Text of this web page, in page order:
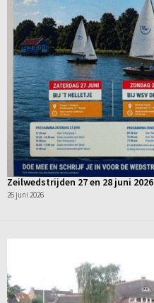
Zeilwedstrijden 27 en 28 juni 2026
26 juni 2026